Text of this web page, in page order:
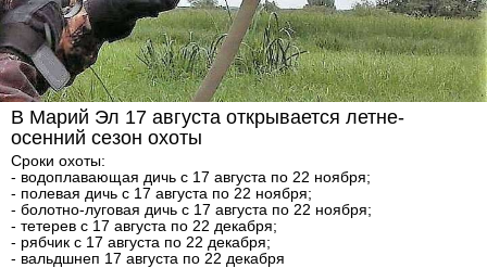
В Марий Эл 17 августа открывается летне-
осенний сезон охоты
Сроки охоты:
- водоплавающая дичь с 17 августа по 22 ноября;
- полевая дичь с 17 августа по 22 ноября;
- болотно-луговая дичь с 17 августа по 22 ноября;
- тетерев с 17 августа по 22 декабря;
- рябчик с 17 августа по 22 декабря;
- вальдшнеп 17 августа по 22 декабря